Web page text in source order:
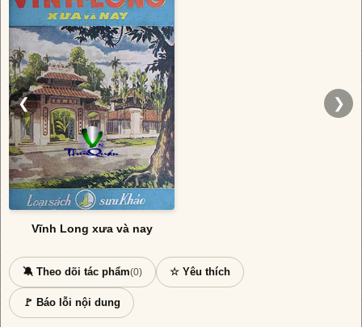
❮
Vĩnh Long xưa và nay
❯
🔕 Theo dõi tác phẩm(0) ☆ Yêu thích
🚩 Báo lỗi nội dung